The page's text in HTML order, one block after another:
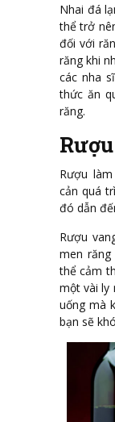
Nhai đá
thể trở
đối với
răng khi
các nha
thức ăn
răng.
Rượu
Rượu
cản quá
đó dẫn
Rượu
men
thể cảm
một vài ly
uống mà
bạn sẽ